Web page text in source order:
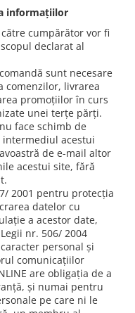
informațiilor
cumpărător vor fi
declarat al
sunt necesare
comenzilor, livrarea
promoțiilor în curs
unei terțe părți.
face schimb de
acestui
de e-mail altor
acestui site, fără
2001 pentru protecția
datelor cu
a acestor date,
nr. 506/ 2004
personal și
comunicațiilor
are obligația de a
și numai pentru
pe care ni le